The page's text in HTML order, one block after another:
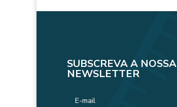
SUBSCREVA A NOSSA
NEWSLETTER